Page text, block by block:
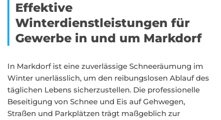
Effektive
Winterdienstleistungen für
Gewerbe in und um Markdorf
In Markdorf ist eine zuverlässige Schneeräumung im
Winter unerlässlich, um den reibungslosen Ablauf des
täglichen Lebens sicherzustellen. Die professionelle
Beseitigung von Schnee und Eis auf Gehwegen,
Straßen und Parkplätzen trägt maßgeblich zur